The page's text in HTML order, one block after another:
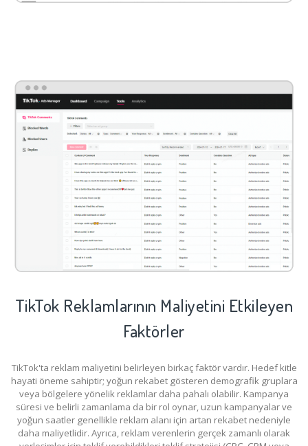
TikTok Reklamlarının Maliyetini Etkileyen
Faktörler
TikTok'ta reklam maliyetini belirleyen birkaç faktör vardır. Hedef kitle
hayati öneme sahiptir; yoğun rekabet gösteren demografik gruplara
veya bölgelere yönelik reklamlar daha pahalı olabilir. Kampanya
süresi ve belirli zamanlama da bir rol oynar, uzun kampanyalar ve
yoğun saatler genellikle reklam alanı için artan rekabet nedeniyle
daha maliyetlidir. Ayrıca, reklam verenlerin gerçek zamanlı olarak